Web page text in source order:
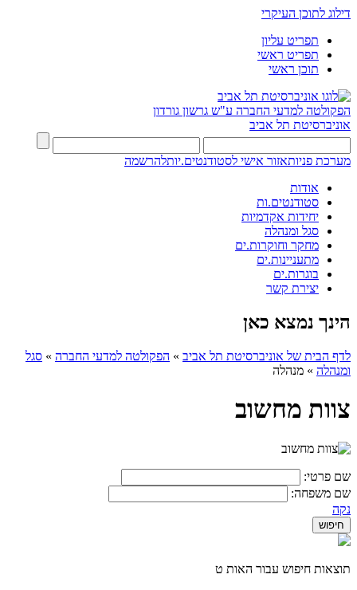
דילוג לתוכן העיקרי
תפריט עליון
תפריט ראשי
תוכן ראשי
הפקולטה למדעי החברה ע"ש גרשון גורדון
אוניברסיטת תל אביב
מערכת פניותאזור אישי לסטודנטים.יותלהרשמה
אודות
סטודנטים.ות
יחידות אקדמיות
סגל ומנהלה
מחקר וחוקרות.ים
מתעניינות.ים
בוגרות.ים
יצירת קשר
הינך נמצא כאן
לדף הבית של אוניברסיטת תל אביב » הפקולטה למדעי החברה » סגל
ומנהלה » מנהלה
צוות מחשוב
שם פרטי:
שם משפחה:
נקה
תוצאות חיפוש עבור האות ט